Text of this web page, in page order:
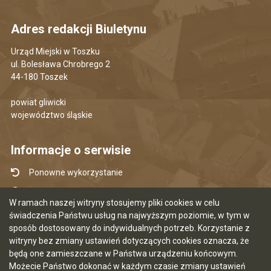
W ramach naszej witryny stosujemy pliki cookies w celu
świadczenia Państwu usług na najwyższym poziomie, w tym w
sposób dostosowany do indywidualnych potrzeb. Korzystanie z
witryny bez zmiany ustawień dotyczących cookies oznacza, że
będą one zamieszczane w Państwa urządzeniu końcowym.
Możecie Państwo dokonać w każdym czasie zmiany ustawień
Adres redakcji Biuletynu
Urząd Miejski w Toszku
ul. Bolesława Chrobrego 2
44-180 Toszek
powiat gliwicki
województwo śląskie
Informacje o serwisie
Ponowne wykorzystanie
Mapa serwisu
Instrukcja obsługi
Statystyki oglądalności
Ostatnia aktualizacja BIP: 05.08.2026 07:35